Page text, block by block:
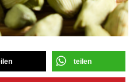
teilen